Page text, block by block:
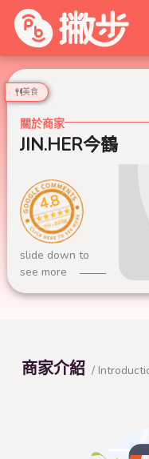
美食
關於商家
JIN.HER今鶴
4.8
999+ 則評論
slide down to
see more
商家介紹 /